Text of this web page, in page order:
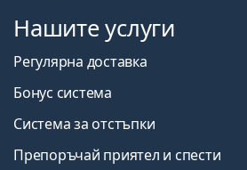
Нашите услуги
Регулярна доставка
Бонус система
Система за отстъпки
Препоръчай приятел и спести